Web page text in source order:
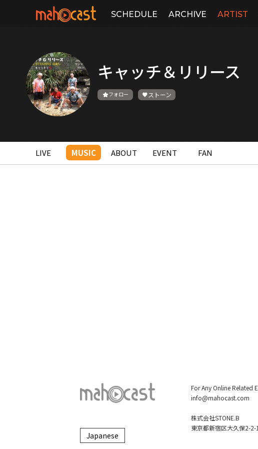
SCHEDULE ARCHIVE ARTIST
キャッチ＆リリース
フォロー ストーン
LIVE MUSIC ABOUT EVENT FAN
For Any Online Related
info@mahocast.com
株式会社STONE.B
東京都新宿区大久保2-2-